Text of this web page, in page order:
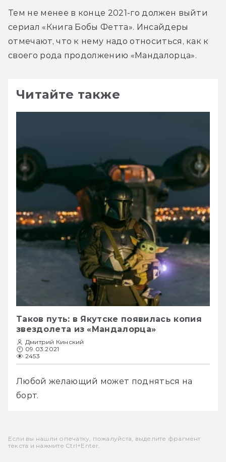
Тем не менее в конце 2021-го должен выйти
сериал «Книга Бобы Фетта». Инсайдеры
отмечают, что к нему надо относиться, как к
своего рода продолжению «Мандалорца».
Читайте также
Таков путь: в Якутске появилась копия
звездолета из «Мандалорца»
Дмитрий Кинский
09.03.2021
2453
Любой желающий может подняться на
борт.
Если вы нашли опечатку, пожалуйста, выделите фрагмент
текста и нажмите Ctrl+Enter.